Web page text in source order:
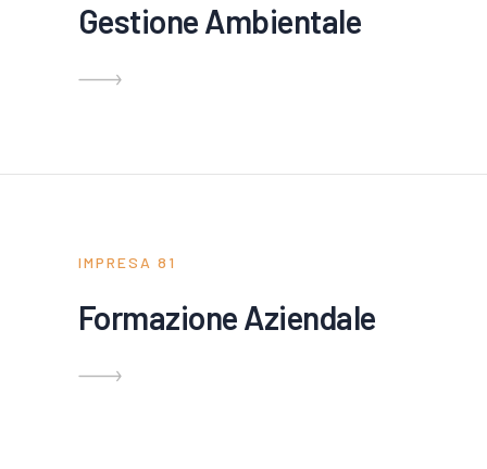
Gestione Ambientale
IMPRESA 81
Formazione Aziendale